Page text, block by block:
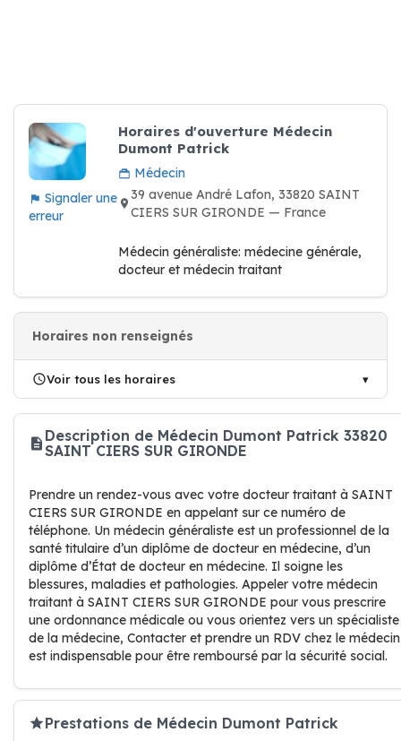
Signaler une
erreur
Horaires d'ouverture Médecin
Dumont Patrick
Médecin
39 avenue André Lafon, 33820 SAINT
CIERS SUR GIRONDE — France
Médecin généraliste: médecine générale,
docteur et médecin traitant
Horaires non renseignés
Voir tous les horaires
Description de Médecin Dumont Patrick 33820
SAINT CIERS SUR GIRONDE
Prendre un rendez-vous avec votre docteur traitant à SAINT
CIERS SUR GIRONDE en appelant sur ce numéro de
téléphone. Un médecin généraliste est un professionnel de la
santé titulaire d’un diplôme de docteur en médecine, d’un
diplôme d’État de docteur en médecine. Il soigne les
blessures, maladies et pathologies. Appeler votre médecin
traitant à SAINT CIERS SUR GIRONDE pour vous prescrire
une ordonnance médicale ou vous orientez vers un spécialiste
de la médecine, Contacter et prendre un RDV chez le médecin
est indispensable pour être remboursé par la sécurité social.
Prestations de Médecin Dumont Patrick